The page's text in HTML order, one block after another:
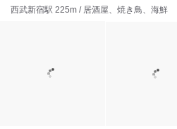
西武新宿駅 225m / 居酒屋、焼き鳥、海鮮